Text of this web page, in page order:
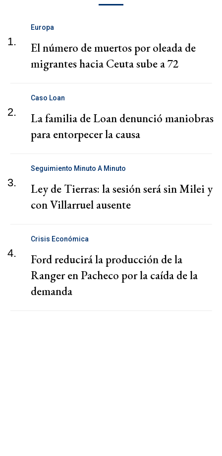
1.
Europa
El número de muertos por oleada de
migrantes hacia Ceuta sube a 72
2.
Caso Loan
La familia de Loan denunció maniobras
para entorpecer la causa
3.
Seguimiento Minuto A Minuto
Ley de Tierras: la sesión será sin Milei y
con Villarruel ausente
4.
Crisis Económica
Ford reducirá la producción de la
Ranger en Pacheco por la caída de la
demanda